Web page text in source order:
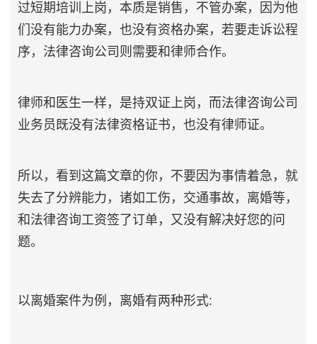
过短期培训上岗，本质是销售，不管办案，因为他
们没有能力办案，也没有资格办案，若要走诉讼程
序，法律咨询公司则需要和律师合作。
律师和医生一样，是持双证上岗，而法律咨询公司
业务员既没有法律资格证书，也没有律师证。
所以，看到这篇文章的你，不要因为事情着急，就
失去了分辨能力，诸如工伤，交通事故，离婚等，
和法律咨询工资签了订单，又没有解决好您的问
题。
以离婚案件为例，离婚有两种形式: